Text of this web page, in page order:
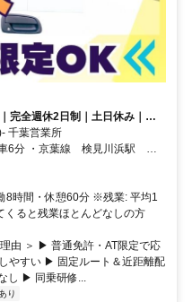
完全週休2日制｜土日休み｜こ
千葉営業所
8時間・休憩60分 ※残業: 平均1
くると残業ほとんどなしの方
由 ＞ ▶ 普通免許・AT限定で応
やすい ▶ 固定ルート＆近距離配
し ▶ 同乗研修...
り